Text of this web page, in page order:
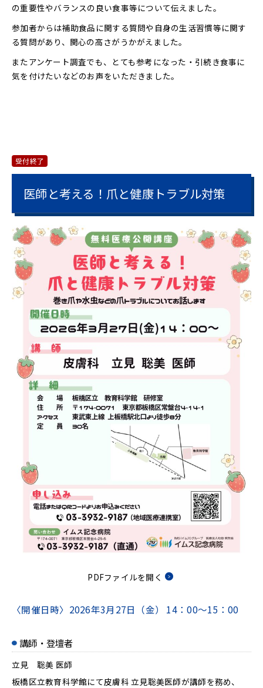
の重要性やバランスの良い食事等について伝えました。
参加者からは補助食品に関する質問や自身の生活習慣等に関す
る質問があり、関心の高さがうかがえました。
またアンケート調査でも、とても参考になった・引続き食事に
気を付けたいなどのお声をいただきました。
受付終了
医師と考える！爪と健康トラブル対策
PDFファイルを開く
〈開催日時〉 2026年3月27日（金） 14：00～15：00
講師・登壇者
立見 聡美 医師
板橋区立教育科学館にて皮膚科 立見聡美医師が講師を務め、